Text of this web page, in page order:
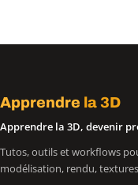
Apprendre la 3D
Apprendre la 3D, devenir
Tutos, outils et workflows
modélisation, rendu,